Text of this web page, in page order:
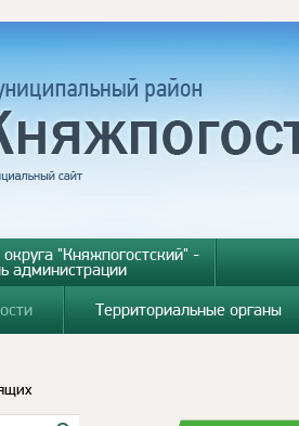
"Княжпогостский" -
администрации
Территориальные органы